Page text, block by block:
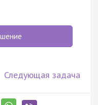
Следующая задача